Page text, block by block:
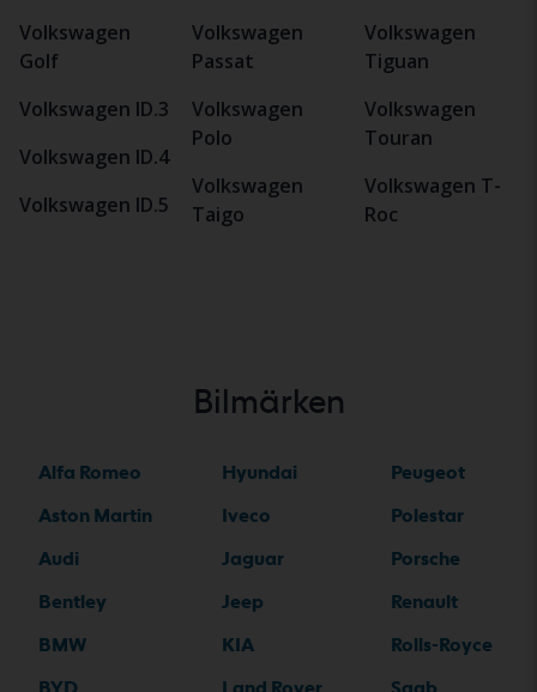
Volkswagen
Golf
Volkswagen ID.3
Volkswagen ID.4
Volkswagen ID.5
Volkswagen
Passat
Volkswagen
Polo
Volkswagen
Taigo
Volkswagen
Tiguan
Volkswagen
Touran
Volkswagen T-
Roc
Bilmärken
Alfa Romeo
Aston Martin
Audi
Bentley
BMW
Hyundai
Iveco
Jaguar
Jeep
KIA
Peugeot
Polestar
Porsche
Renault
Rolls-Royce